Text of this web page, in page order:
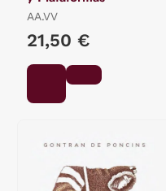
AA.VV
21,50 €